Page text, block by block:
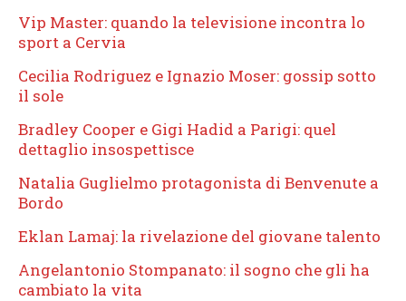
Vip Master: quando la televisione incontra lo
sport a Cervia
Cecilia Rodriguez e Ignazio Moser: gossip sotto
il sole
Bradley Cooper e Gigi Hadid a Parigi: quel
dettaglio insospettisce
Natalia Guglielmo protagonista di Benvenute a
Bordo
Eklan Lamaj: la rivelazione del giovane talento
Angelantonio Stompanato: il sogno che gli ha
cambiato la vita